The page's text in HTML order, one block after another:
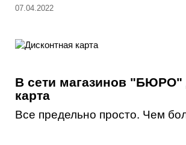
07.04.2022
В сети магазинов "БЮРО"
карта
Все предельно просто. Чем